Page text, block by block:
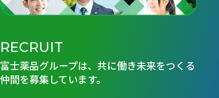
RECRUIT
富士薬品グループは、共に働き未来をつくる
仲間を募集しています。